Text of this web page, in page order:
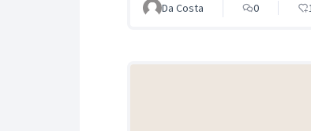
Da Costa 0